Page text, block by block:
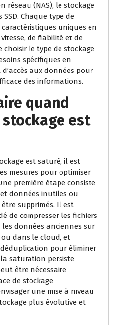
réseau (NAS), le stockage
Chaque type de
uniques en
de fiabilité et de
choisir le type de stockage
spécifiques en
aux données pour
des informations.
quand
stockage est
est saturé, il est
mesures pour optimiser
première étape consiste
données inutiles ou
supprimés. Il est
de compresser les fichiers
les données anciennes sur
dans le cloud, et
pour éliminer
saturation persiste
être nécessaire
de stockage
une mise à niveau
plus évolutive et